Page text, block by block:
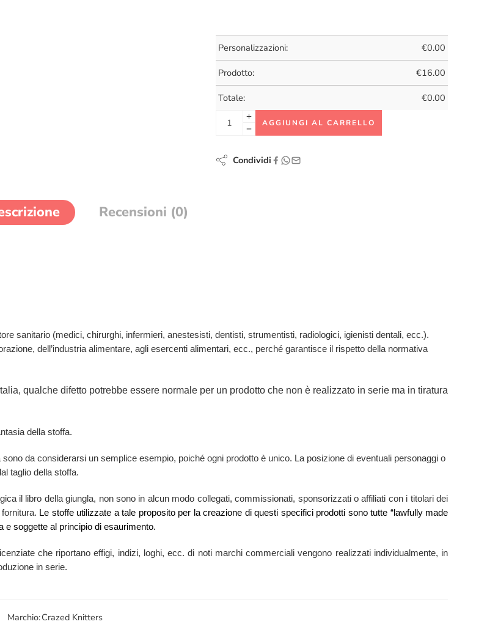
Personalizzazioni: €0.00
Prodotto: €16.00
Totale: €0.00
AGGIUNGI AL CARRELLO
Condividi
Recensioni (0)
sanitario (medici, chirurghi, infermieri, anestesisti, dentisti, strumentisti, radiologici, igienisti dentali, ecc.).
dell’industria alimentare, agli esercenti alimentari, ecc., perché garantisce il rispetto della normativa
qualche difetto potrebbe essere normale per un prodotto che non è realizzato in serie ma in tiratura
della stoffa.
da considerarsi un semplice esempio, poiché ogni prodotto è unico. La posizione di eventuali personaggi o
taglio della stoffa.
il libro della giungla, non sono in alcun modo collegati, commissionati, sponsorizzati o affiliati con i titolari dei
Le stoffe utilizzate a tale proposito per la creazione di questi specifici prodotti sono tutte “lawfully made
e soggette al principio di esaurimento.
che riportano effigi, indizi, loghi, ecc. di noti marchi commerciali vengono realizzati individualmente, in
in serie.
Marchio:Crazed Knitters